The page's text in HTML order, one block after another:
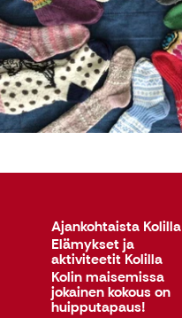
Ajankohtaista Kolilla
Elämykset ja
aktiviteetit Kolilla
Kolin maisemissa
jokainen kokous on
huipputapaus!